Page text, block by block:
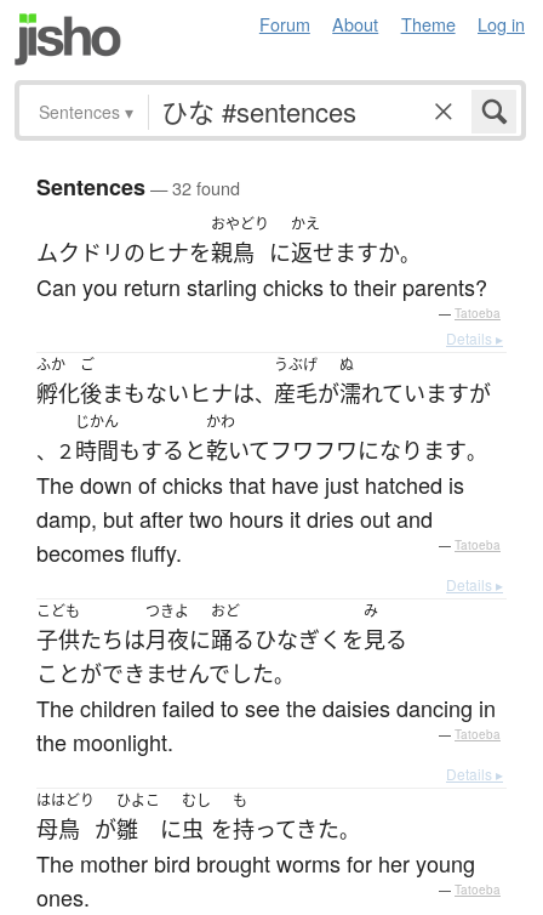
Forum About Theme Log in
Sentences ▾
Sentences— 32 found
ムクドリ の ヒナを
おやどり
親鳥 に
かえ
返せますか。
Can you return starling chicks to their parents?
— Tatoeba
Details ▸
ふか
孵化
ご
後まもない ヒナは、
うぶげ
産毛が
ぬ
濡れていますが
、２
じかん
時間もする と
かわ
乾いてフワフワになります。
The down of chicks that have just hatched is
damp, but after two hours it dries out and
becomes fluffy.
— Tatoeba
Details ▸
こども
子供たちは
つきよ
月夜に
おど
踊るひなぎく を
み
見る
ことができませんでした。
The children failed to see the daisies dancing in
the moonlight.
— Tatoeba
Details ▸
ははどり
母鳥 が
ひよこ
雛 に
むし
虫 を
も
持ってきた。
The mother bird brought worms for her young
ones.
— Tatoeba